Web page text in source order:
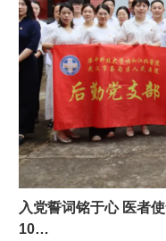
入党誓词铭于心 医者
10…